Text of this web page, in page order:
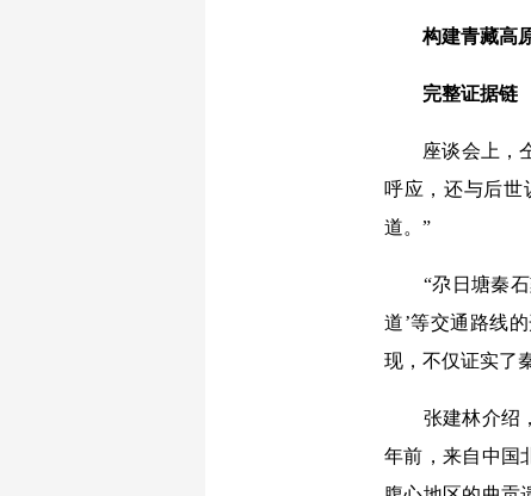
构建青藏高原
完整证据链
座谈会上，仝
呼应，还与后世
道。”
“尕日塘秦石
道’等交通路线
现，不仅证实了
张建林介绍，
年前，来自中国